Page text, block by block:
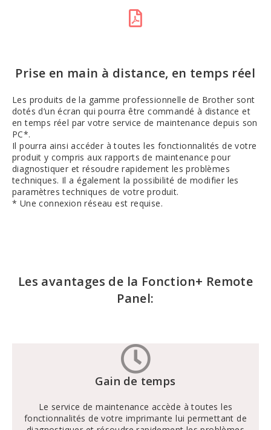
Prise en main à distance, en temps réel
Les produits de la gamme professionnelle de Brother sont
dotés d’un écran qui pourra être commandé à distance et
en temps réel par votre service de maintenance depuis son
PC*.
Il pourra ainsi accéder à toutes les fonctionnalités de votre
produit y compris aux rapports de maintenance pour
diagnostiquer et résoudre rapidement les problèmes
techniques. Il a également la possibilité de modifier les
paramètres techniques de votre produit.
* Une connexion réseau est requise.
Les avantages de la Fonction+ Remote
Panel:
Gain de temps
Le service de maintenance accède à toutes les
fonctionnalités de votre imprimante lui permettant de